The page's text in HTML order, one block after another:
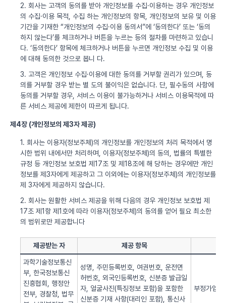
2. 회사는 고객의 동의를 받아 개인정보를 수집·이용하는 경우 개인정보
의 수집·이용 목적, 수집 하는 개인정보의 항목, 개인정보의 보유 및 이용
기간을 기재한 “개인정보의 수집·이용 동의서”에 ‘동의한다’ 또는 ‘동의
하지 않는다’를 체크하거나 버튼을 누르는 등의 절차를 마련하고 있습니
다. ‘동의한다’ 항목에 체크하거나 버튼을 누르면 개인정보 수집 및 이용
에 대해 동의한 것으로 봅니 다.
3. 고객은 개인정보 수집·이용에 대한 동의를 거부할 권리가 있으며, 동
의를 거부할 경우 받는 별 도의 불이익은 없습니다. 단, 필수동의 사항에
동의를 거부할 경우, 서비스 이용이 불가능하거나 서비스 이용목적에 따
른 서비스 제공에 제한이 따르게 됩니다.
제4장 (개인정보의 제3자 제공)
1. 회사는 이용자(정보주체)의 개인정보를 개인정보의 처리 목적에서 명
시한 범위 내에서만 처리하며, 이용자(정보주체)의 동의, 법률의 특별한
규정 등 개인정보 보호법 제17조 및 제18조에 해 당하는 경우에만 개인
정보를 제3자에게 제공하고 그 이외에는 이용자(정보주체)의 개인정보를
제 3자에게 제공하지 않습니다.
2. 회사는 원활한 서비스 제공을 위해 다음의 경우 개인정보 보호법 제
17조 제1항 제1호에 따라 이용자(정보주체)의 동의를 얻어 필요 최소한
의 범위로만 제공합니다
제공받는 자 제공 항목
과학기술정보통신
부, 한국정보통신
진흥협회, 행정안
전부, 경찰청, 법무
성명, 주민등록번호, 여권번호, 운전면
허번호, 외국인등록번호, 신분증 발급일
자, 얼굴사진(특징정보 포함)을 포함한
신분증 기재 사항(대리인 포함), 통신사
부정가입